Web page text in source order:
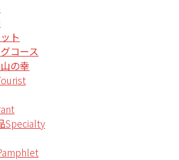
ト
コース
の幸
Specialty